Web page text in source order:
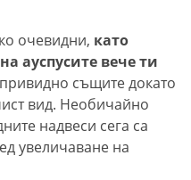
очевидни, като
ауспусите вече ти
същите докато
вид. Необичайно
надвеси сега са
увеличаване на